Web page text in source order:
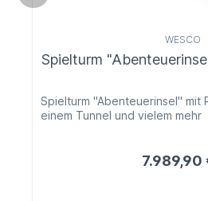
WESCO
Spielturm
Spielturm "Abenteuerinsel" mit
einem Tunnel und vielem mehr
7.989,90